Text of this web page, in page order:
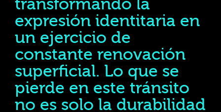
transformando la
expresión identitaria en
un ejercicio de
constante renovación
superficial. Lo que se
pierde en este tránsito
no es solo la durabilidad